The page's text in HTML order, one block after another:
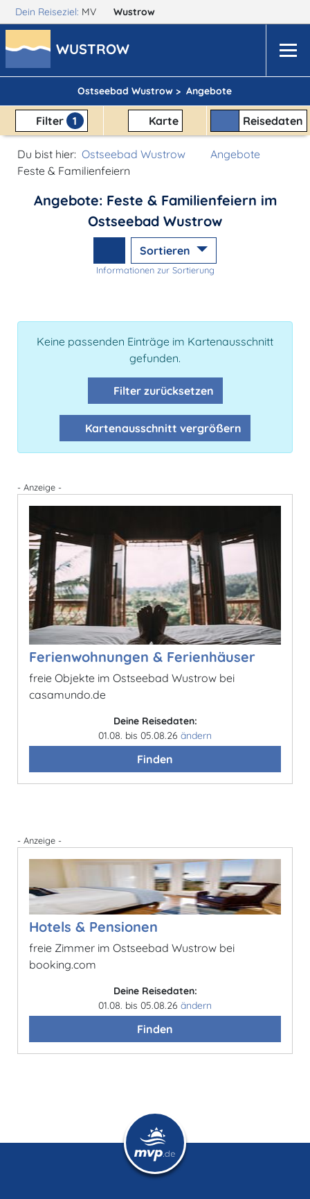
Dein Reiseziel: MV Wustrow
WUSTROW
Ostseebad Wustrow > Angebote
Filter 1 Karte Reisedaten
Du bist hier: Ostseebad Wustrow
Angebote
Feste & Familienfeiern
Angebote: Feste & Familienfeiern im
Ostseebad Wustrow
Sortieren
Informationen zur Sortierung
Keine passenden Einträge im Kartenausschnitt
gefunden.
Filter zurücksetzen
Kartenausschnitt vergrößern
- Anzeige -
Ferienwohnungen & Ferienhäuser
freie Objekte im Ostseebad Wustrow bei
casamundo.de
Deine Reisedaten:
01.08. bis 05.08.26 ändern
Finden
- Anzeige -
Hotels & Pensionen
freie Zimmer im Ostseebad Wustrow bei
booking.com
Deine Reisedaten:
01.08. bis 05.08.26 ändern
Finden